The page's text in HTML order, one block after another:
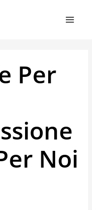
Per
Noi